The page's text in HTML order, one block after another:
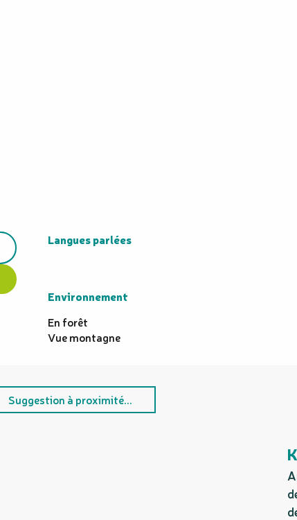
Langues parlées
Langues parlées
Environnement
Environnement
En forêt
Vue montagne
Suggestion à proximité...